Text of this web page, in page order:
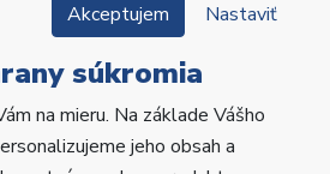
Fa Dental a.s. Všetky práva
vyhradené.
Akceptujem Nastaviť
súkromia
na mieru. Na základe Vášho
jeho obsah a